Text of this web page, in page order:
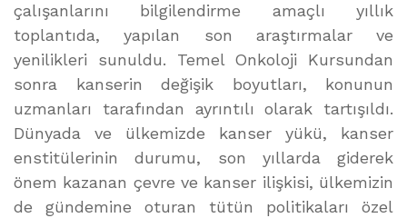
çalışanlarını bilgilendirme amaçlı yıllık
toplantıda, yapılan son araştırmalar ve
yenilikleri sunuldu. Temel Onkoloji Kursundan
sonra kanserin değişik boyutları, konunun
uzmanları tarafından ayrıntılı olarak tartışıldı.
Dünyada ve ülkemizde kanser yükü, kanser
enstitülerinin durumu, son yıllarda giderek
önem kazanan çevre ve kanser ilişkisi, ülkemizin
de gündemine oturan tütün politikaları özel